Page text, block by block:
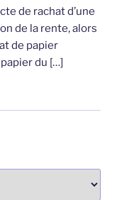
de rachat d’une
de la rente, alors
de papier
du […]